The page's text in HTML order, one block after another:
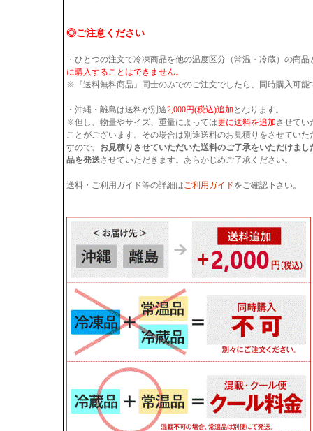
◎ご注意ください
・ひとつの注文で冷凍商品を他の温度区分（常温・冷蔵）の商品
に購入することはできません。
※『送料無料商品』同士のみでのご注文でしたら、同時購入可能
・沖縄・離島は送料が別途2,000円(税込)追加 となります。
※但し、物量やサイズ、重量によっては更に送料を追加させてい
ことがございます。その場合は別途送料のお見積りをさせていた
すので、 お見積りさせていただいた送料のご了承をいただけまし
品を発送させていただきます。あらかじめご了承ください。
送料・ご利用ガイド等の詳細はご利用ガイドをご確認下さい。